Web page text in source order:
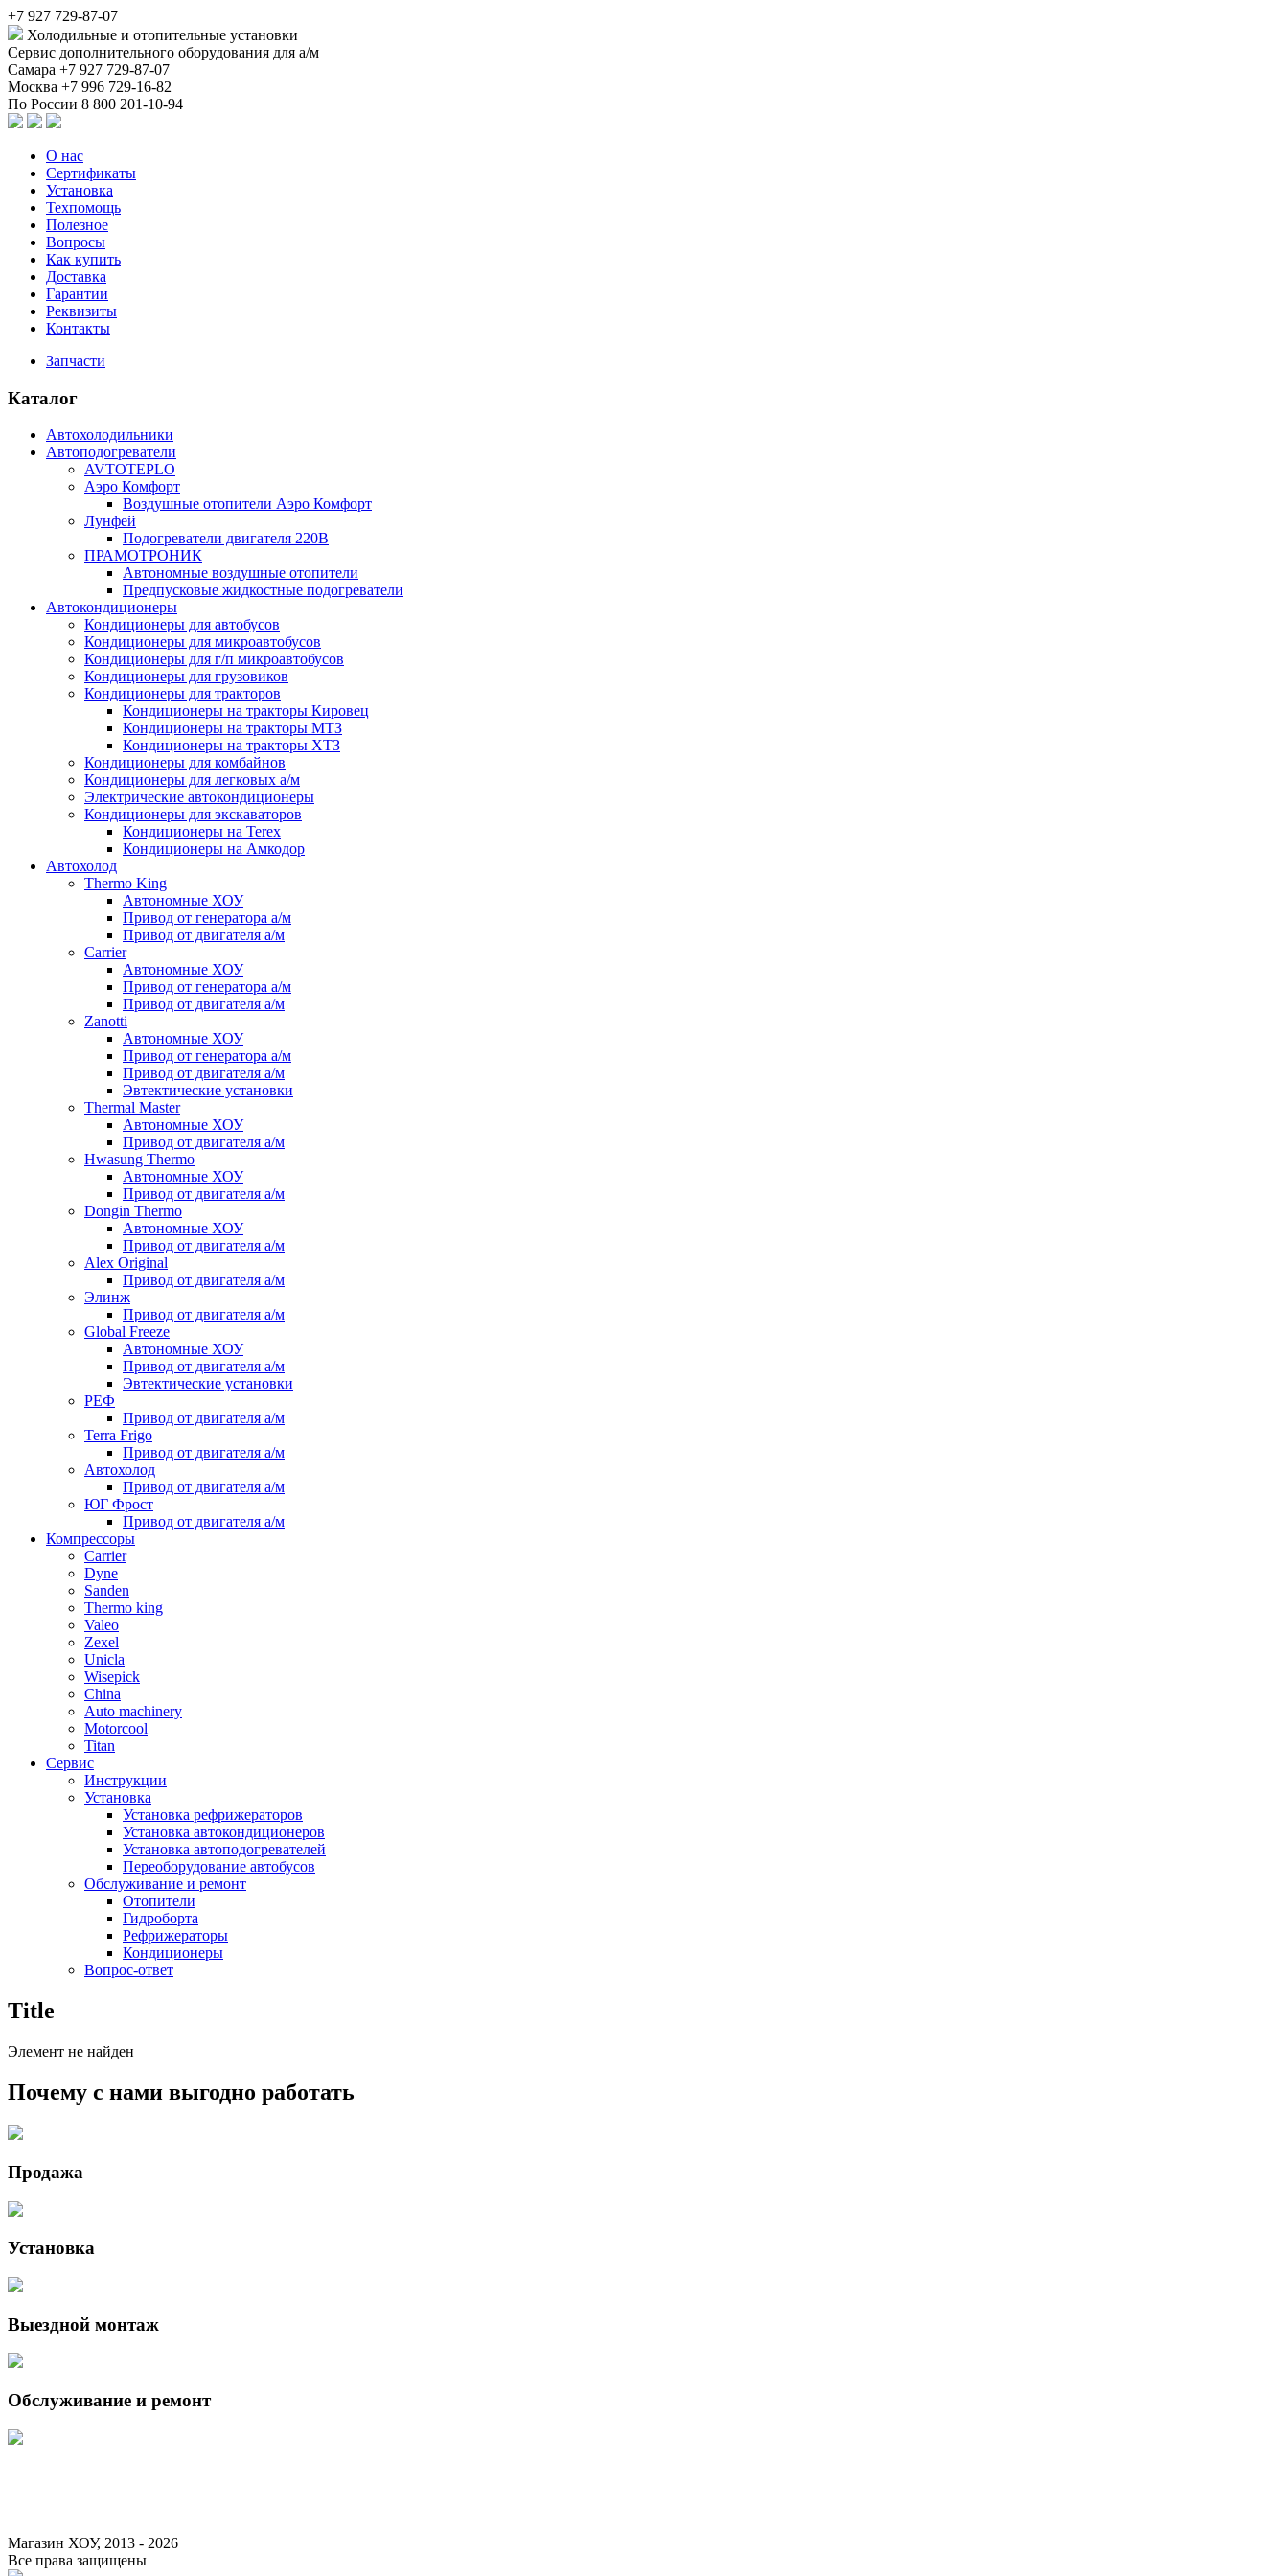
+7 927 729-87-07
Холодильные и отопительные установки
Сервис дополнительного оборудования для а/м
Самара +7 927 729-87-07
Москва +7 996 729-16-82
По России 8 800 201-10-94
О нас
Сертификаты
Установка
Техпомощь
Полезное
Вопросы
Как купить
Доставка
Гарантии
Реквизиты
Контакты
Запчасти
Каталог
Автохолодильники
Автоподогреватели
AVTOTEPLO
Аэро Комфорт
Воздушные отопители Аэро Комфорт
Лунфей
Подогреватели двигателя 220В
ПРАМОТРОНИК
Автономные воздушные отопители
Предпусковые жидкостные подогреватели
Автокондиционеры
Кондиционеры для автобусов
Кондиционеры для микроавтобусов
Кондиционеры для г/п микроавтобусов
Кондиционеры для грузовиков
Кондиционеры для тракторов
Кондиционеры на тракторы Кировец
Кондиционеры на тракторы МТЗ
Кондиционеры на тракторы ХТЗ
Кондиционеры для комбайнов
Кондиционеры для легковых а/м
Электрические автокондиционеры
Кондиционеры для экскаваторов
Кондиционеры на Terex
Кондиционеры на Амкодор
Автохолод
Thermo King
Автономные ХОУ
Привод от генератора а/м
Привод от двигателя а/м
Carrier
Автономные ХОУ
Привод от генератора а/м
Привод от двигателя а/м
Zanotti
Автономные ХОУ
Привод от генератора а/м
Привод от двигателя а/м
Эвтектические установки
Thermal Master
Автономные ХОУ
Привод от двигателя а/м
Hwasung Thermo
Автономные ХОУ
Привод от двигателя а/м
Dongin Thermo
Автономные ХОУ
Привод от двигателя а/м
Alex Original
Привод от двигателя а/м
Элинж
Привод от двигателя а/м
Global Freeze
Автономные ХОУ
Привод от двигателя а/м
Эвтектические установки
РЕФ
Привод от двигателя а/м
Terra Frigo
Привод от двигателя а/м
Автохолод
Привод от двигателя а/м
ЮГ Фрост
Привод от двигателя а/м
Компрессоры
Carrier
Dyne
Sanden
Thermo king
Valeo
Zexel
Unicla
Wisepick
China
Auto machinery
Motorcool
Titan
Сервис
Инструкции
Установка
Установка рефрижераторов
Установка автокондиционеров
Установка автоподогревателей
Переоборудование автобусов
Обслуживание и ремонт
Отопители
Гидроборта
Рефрижераторы
Кондиционеры
Вопрос-ответ
Title
Элемент не найден
Почему с нами выгодно работать
Продажа
Установка
Выездной монтаж
Обслуживание и ремонт
Магазин ХОУ, 2013 - 2026
Все права защищены